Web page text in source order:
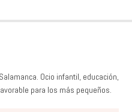
Ocio infantil, educación,
para los más pequeños.